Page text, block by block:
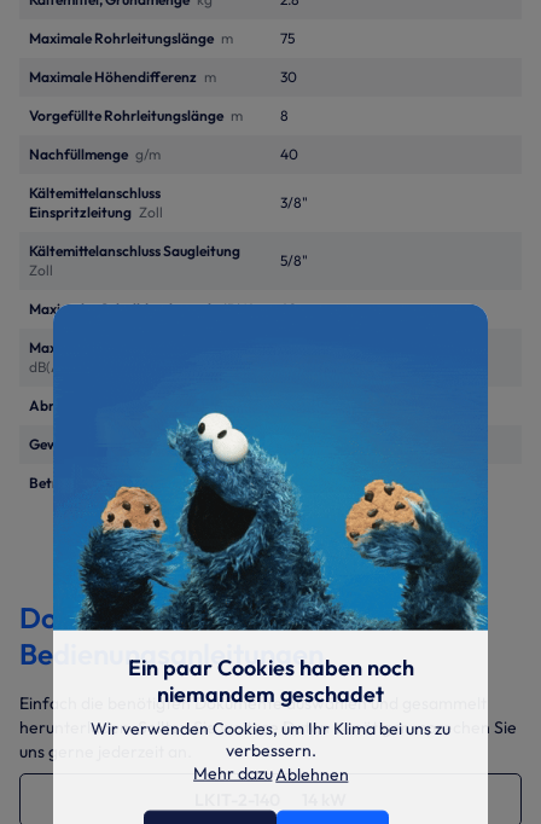
Maximale Rohrleitungslänge m 75
Maximale Höhendifferenz m 30
Vorgefüllte Rohrleitungslänge m 8
Nachfüllmenge g/m 40
Kältemittelanschluss
Einspritzleitung Zoll
3/8"
Kältemittelanschluss Saugleitung
Zoll
5/8"
Maximaler Schalldruckpegel dB(A) 48
Maximaler Schallleistungspegel
dB(A)
Abmessungen (H x B x T)
Gewicht Außengerät kg
Betriebsspannung 400V/3~/50Hz
Dokumentation &
Bedienungsanleitungen
Einfach die benötigten Dokumente auswählen und gesammelt
herunterladen. Sollten Sie weitere Daten benötigen, sprechen Sie
uns gerne jederzeit an.
Ein paar Cookies haben noch
niemandem geschadet
Wir verwenden Cookies, um Ihr Klima bei uns zu
verbessern.
Mehr dazuAblehnen